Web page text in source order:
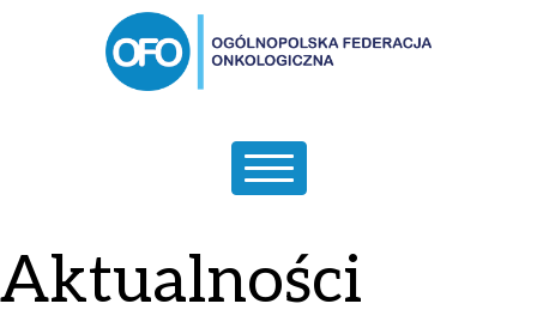
Aktualności